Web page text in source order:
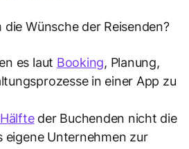
Wünsche der Reisenden?
es laut Booking, Planung,
in einer App zu
der Buchenden nicht die
eigene Unternehmen zur